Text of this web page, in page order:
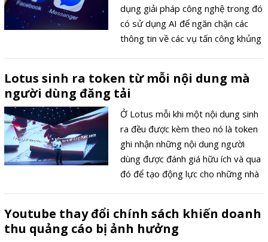
dụng giải pháp công nghệ trong đó
có sử dụng AI để ngăn chặn các
thông tin về các vụ tấn công khủng
(Anh).Facebook đã sử dụng AI loại
bỏ các thông tin khủng bố ở Anh
Lotus sinh ra token từ mỗi nội dung mà
người dùng đăng tải
Ở Lotus mỗi khi một nội dung sinh
ra đều được kèm theo nó là token
ghi nhận những nội dung người
dùng được đánh giá hữu ích và qua
đó để tạo động lực cho những nhà
tích cực trong cộng đồng.
Youtube thay đổi chính sách khiến doanh
thu quảng cáo bị ảnh hưởng